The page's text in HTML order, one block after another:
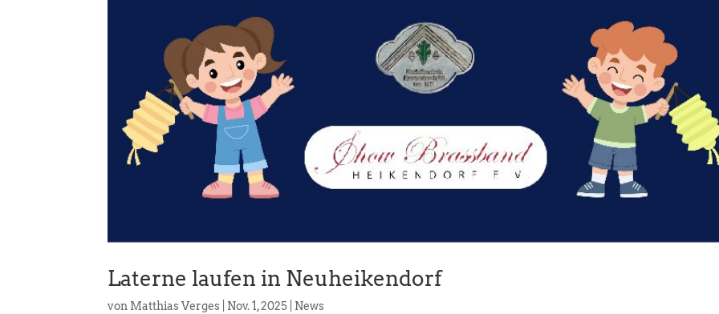
Laterne laufen in Neuheikendorf
von Matthias Verges Nov. 1, 2025 News